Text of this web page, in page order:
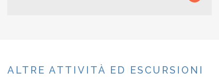
ALTRE ATTIVITÀ ED ESCURSIONI